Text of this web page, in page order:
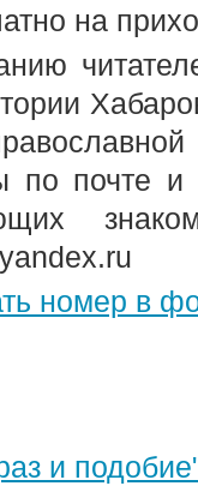
на
по почте и
номер в
и